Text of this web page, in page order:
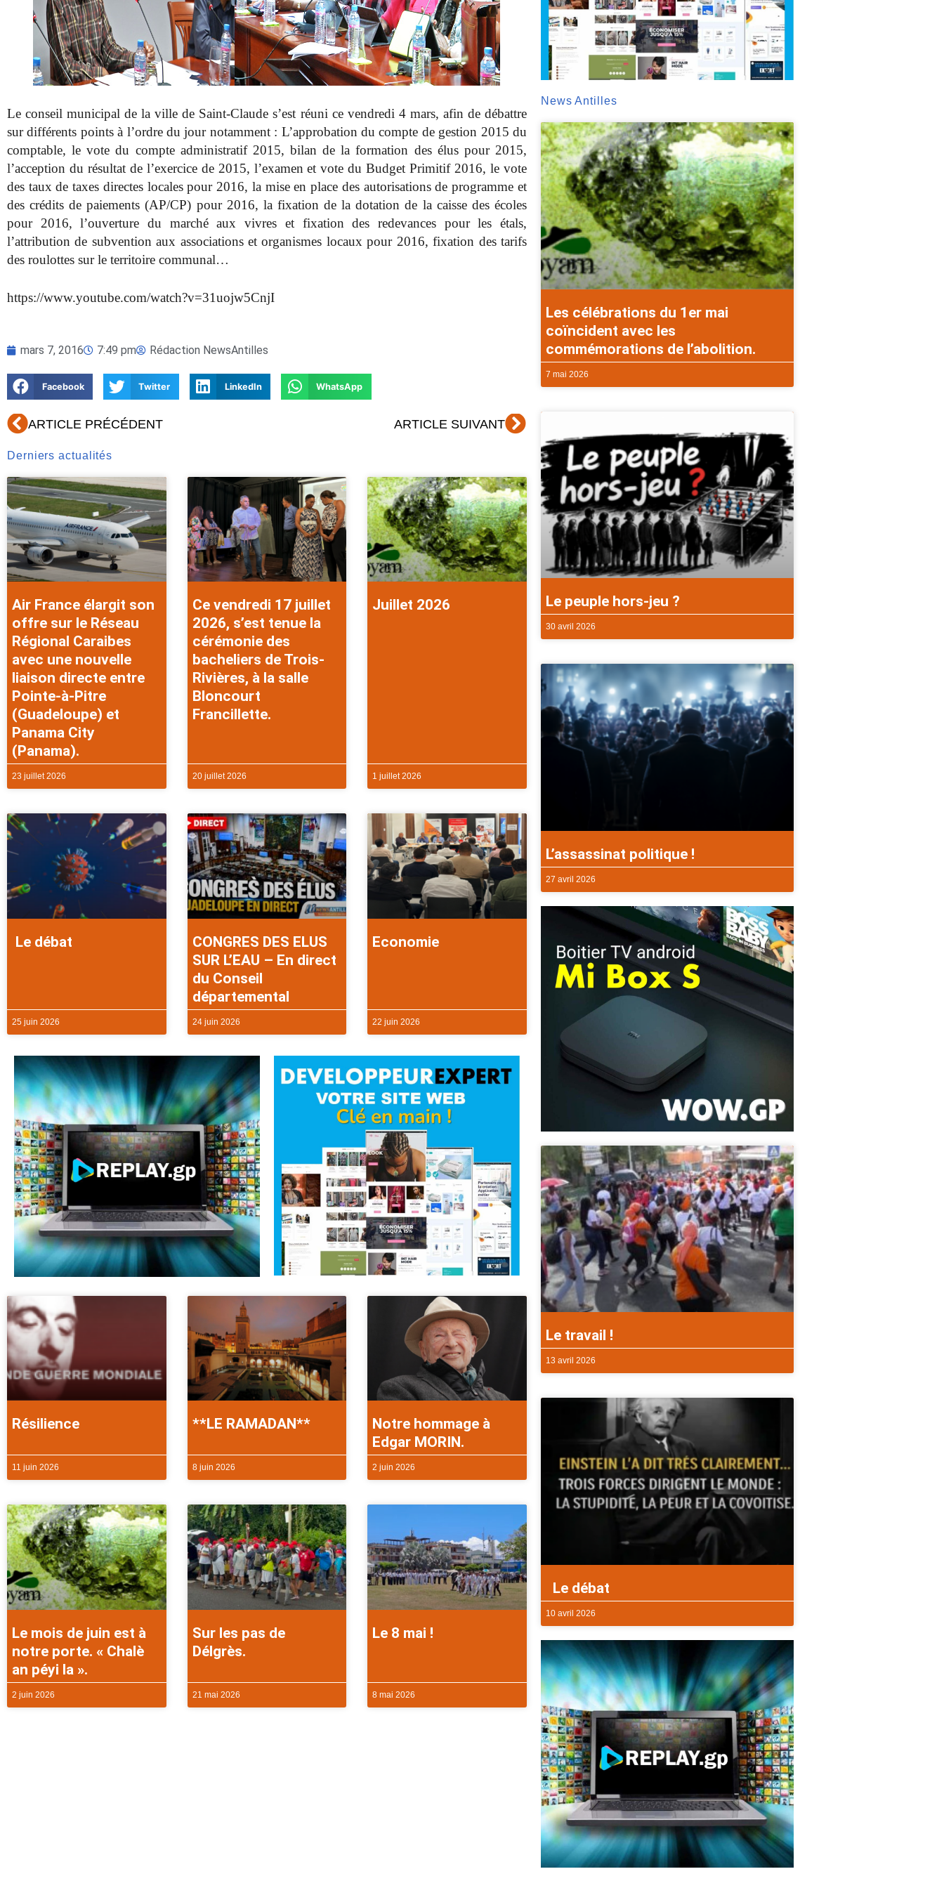
Le conseil municipal de la ville de Saint-Claude s’est réuni ce vendredi 4 mars, afin de débattre
sur différents points à l’ordre du jour notamment : L’approbation du compte de gestion 2015 du
comptable, le vote du compte administratif 2015, bilan de la formation des élus pour 2015,
l’acception du résultat de l’exercice de 2015, l’examen et vote du Budget Primitif 2016, le vote
des taux de taxes directes locales pour 2016, la mise en place des autorisations de programme et
des crédits de paiements (AP/CP) pour 2016, la fixation de la dotation de la caisse des écoles
pour 2016, l’ouverture du marché aux vivres et fixation des redevances pour les étals,
l’attribution de subvention aux associations et organismes locaux pour 2016, fixation des tarifs
des roulottes sur le territoire communal…
https://www.youtube.com/watch?v=31uojw5CnjI
mars 7, 2016 7:49 pm Rédaction NewsAntilles
Facebook Twitter LinkedIn WhatsApp
Précédent
ARTICLE PRÉCÉDENT ARTICLE SUIVANTSuivant
Derniers actualités
Air France élargit son
offre sur le Réseau
Régional Caraibes
avec une nouvelle
liaison directe entre
Pointe-à-Pitre
(Guadeloupe) et
Panama City
(Panama).
23 juillet 2026
Ce vendredi 17 juillet
2026, s’est tenue la
cérémonie des
bacheliers de Trois-
Rivières, à la salle
Bloncourt
Francillette.
20 juillet 2026
Juillet 2026
1 juillet 2026
Le débat
25 juin 2026
CONGRES DES ELUS
SUR L’EAU – En direct
du Conseil
départemental
24 juin 2026
Economie
22 juin 2026
Résilience
11 juin 2026
**LE RAMADAN**
8 juin 2026
Notre hommage à
Edgar MORIN.
2 juin 2026
Le mois de juin est à
notre porte. « Chalè
an péyi la ».
2 juin 2026
Sur les pas de
Délgrès.
21 mai 2026
Le 8 mai !
8 mai 2026
News Antilles
Les célébrations du 1er mai
coïncident avec les
commémorations de l’abolition.
7 mai 2026
Le peuple hors-jeu ?
30 avril 2026
L’assassinat politique !
27 avril 2026
Le travail !
13 avril 2026
Le débat
10 avril 2026